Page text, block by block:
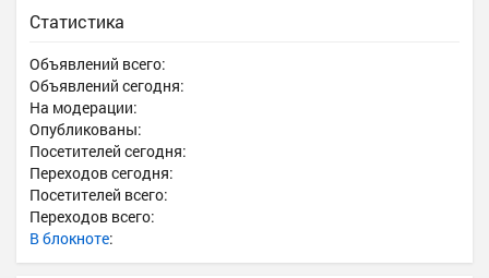
Статистика
Объявлений всего:
Объявлений сегодня:
На модерации:
Опубликованы:
Посетителей сегодня:
Переходов сегодня:
Посетителей всего:
Переходов всего:
В блокноте: